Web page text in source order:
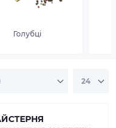
Голубці